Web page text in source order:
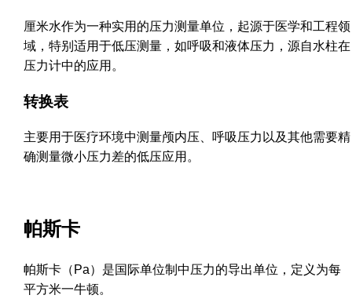
厘米水作为一种实用的压力测量单位，起源于医学和工程领
域，特别适用于低压测量，如呼吸和液体压力，源自水柱在
压力计中的应用。
转换表
主要用于医疗环境中测量颅内压、呼吸压力以及其他需要精
确测量微小压力差的低压应用。
帕斯卡
帕斯卡（Pa）是国际单位制中压力的导出单位，定义为每
平方米一牛顿。